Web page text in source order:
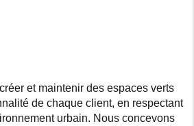
et maintenir des espaces verts
de chaque client, en respectant
urbain. Nous concevons